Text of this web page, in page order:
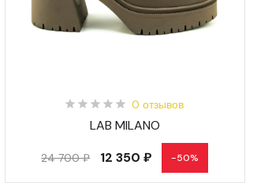
0 отзывов
LAB MILANO
24 700 ₽ 12 350 ₽ -50%